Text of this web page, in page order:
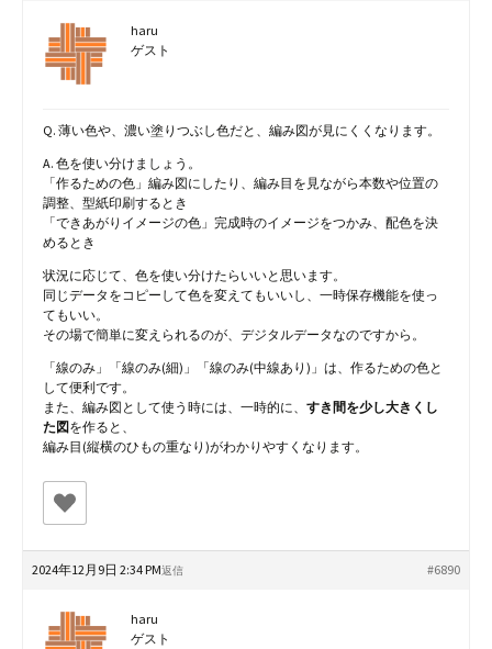
haru
ゲスト
Q. 薄い色や、濃い塗りつぶし色だと、編み図が見にくくなります。
A. 色を使い分けましょう。
「作るための色」編み図にしたり、編み目を見ながら本数や位置の
調整、型紙印刷するとき
「できあがりイメージの色」完成時のイメージをつかみ、配色を決
めるとき
状況に応じて、色を使い分けたらいいと思います。
同じデータをコピーして色を変えてもいいし、一時保存機能を使っ
てもいい。
その場で簡単に変えられるのが、デジタルデータなのですから。
「線のみ」「線のみ(細)」「線のみ(中線あり)」は、作るための色と
して便利です。
また、編み図として使う時には、一時的に、 すき間を少し大きくし
た図を作ると、
編み目(縦横のひもの重なり)がわかりやすくなります。
2024年12月9日 2:34 PM #6890
返信
haru
ゲスト